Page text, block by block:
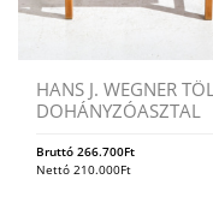
HANS J. WEGNER
DOHÁNYZÓASZTAL
Bruttó 266.700Ft
Nettó 210.000Ft